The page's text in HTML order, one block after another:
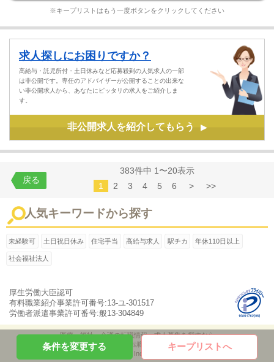
条件を変更する キープリストへ
※キープリストはもう一度ボタンをクリックしてください
求人探しにお困りですか？
高給与・託児所付・土日休みなど応募殺到の人気求人の一部
は非公開です。専任のアドバイザーが公開することの出来な
い非公開求人から、あなたにピッタリの求人をご紹介しま
す。
非公開求人を紹介してもらう ▶
383件中 1〜20表示
1
2 3 4 5 6 > >>
戻る
人気キーワードから探す
未経験可 土日祝日休み 住宅手当 高給与求人 駅チカ 年休110日以上
社会福祉法人
厚生労働大臣認可
有料職業紹介事業許可番号:13-ユ-301517
労働者派遣事業許可番号:般13-304849
医療・福祉・介護の転職情報、求人募集を探すなら
「ケア転職ナビ」
Copyright © Pleiades Inc All Rights Reserved.